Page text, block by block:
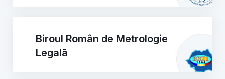
Biroul Român de Metrologie
Legală